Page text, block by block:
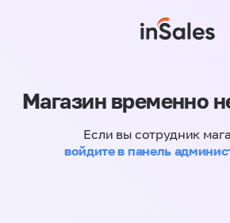
Магазин временно
Если вы сотрудник
войдите в панель